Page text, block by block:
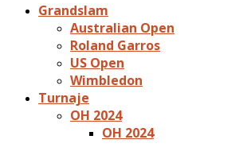
Grandslam
Australian Open
Roland Garros
US Open
Wimbledon
Turnaje
OH 2024
OH 2024